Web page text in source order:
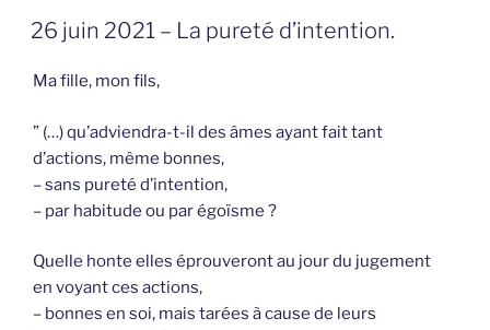
GEPLAATST
OP
26 juin 2021 – La pureté d’intention.
Ma fille, mon fils,
” (…) qu’adviendra-t-il des âmes ayant fait tant
d’actions, même bonnes,
– sans pureté d’intention,
– par habitude ou par égoïsme ?
Quelle honte elles éprouveront au jour du jugement
en voyant ces actions,
– bonnes en soi, mais tarées à cause de leurs